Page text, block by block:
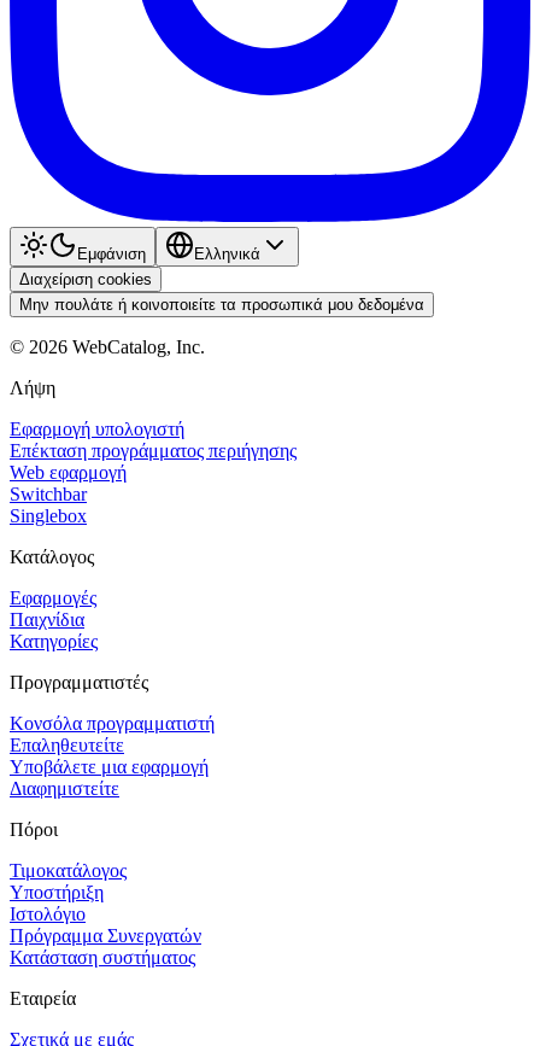
Εμφάνιση
Ελληνικά
Διαχείριση cookies
Μην πουλάτε ή κοινοποιείτε τα προσωπικά μου δεδομένα
© 2026 WebCatalog, Inc.
Λήψη
Εφαρμογή υπολογιστή
Επέκταση προγράμματος περιήγησης
Web εφαρμογή
Switchbar
Singlebox
Κατάλογος
Εφαρμογές
Παιχνίδια
Κατηγορίες
Προγραμματιστές
Κονσόλα προγραμματιστή
Επαληθευτείτε
Υποβάλετε μια εφαρμογή
Διαφημιστείτε
Πόροι
Τιμοκατάλογος
Υποστήριξη
Ιστολόγιο
Πρόγραμμα Συνεργατών
Κατάσταση συστήματος
Εταιρεία
Σχετικά με εμάς